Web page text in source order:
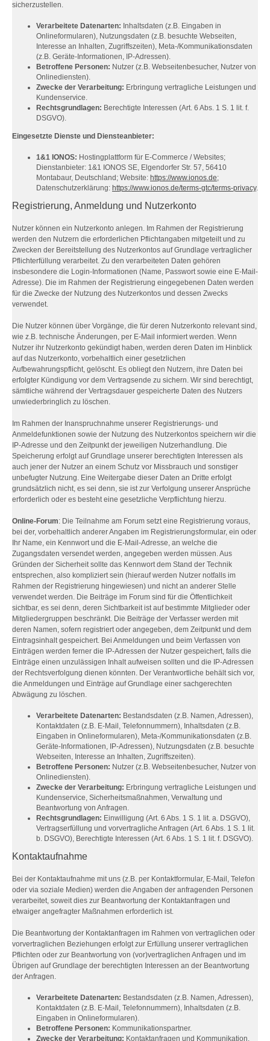
sicherzustellen.
Verarbeitete Datenarten: Inhaltsdaten (z.B. Eingaben in
Onlineformularen), Nutzungsdaten (z.B. besuchte Webseiten,
Interesse an Inhalten, Zugriffszeiten), Meta-/Kommunikationsdaten
(z.B. Geräte-Informationen, IP-Adressen).
Betroffene Personen: Nutzer (z.B. Webseitenbesucher, Nutzer von
Onlinediensten).
Zwecke der Verarbeitung: Erbringung vertragliche Leistungen und
Kundenservice.
Rechtsgrundlagen: Berechtigte Interessen (Art. 6 Abs. 1 S. 1 lit. f.
DSGVO).
Eingesetzte Dienste und Diensteanbieter:
1&1 IONOS: Hostingplattform für E-Commerce / Websites;
Dienstanbieter: 1&1 IONOS SE, Elgendorfer Str. 57, 56410
Montabaur, Deutschland; Website: https://www.ionos.de;
Datenschutzerklärung: https://www.ionos.de/terms-gtc/terms-privacy.
Registrierung, Anmeldung und Nutzerkonto
Nutzer können ein Nutzerkonto anlegen. Im Rahmen der Registrierung
werden den Nutzern die erforderlichen Pflichtangaben mitgeteilt und zu
Zwecken der Bereitstellung des Nutzerkontos auf Grundlage vertraglicher
Pflichterfüllung verarbeitet. Zu den verarbeiteten Daten gehören
insbesondere die Login-Informationen (Name, Passwort sowie eine E-Mail-
Adresse). Die im Rahmen der Registrierung eingegebenen Daten werden
für die Zwecke der Nutzung des Nutzerkontos und dessen Zwecks
verwendet.
Die Nutzer können über Vorgänge, die für deren Nutzerkonto relevant sind,
wie z.B. technische Änderungen, per E-Mail informiert werden. Wenn
Nutzer ihr Nutzerkonto gekündigt haben, werden deren Daten im Hinblick
auf das Nutzerkonto, vorbehaltlich einer gesetzlichen
Aufbewahrungspflicht, gelöscht. Es obliegt den Nutzern, ihre Daten bei
erfolgter Kündigung vor dem Vertragsende zu sichern. Wir sind berechtigt,
sämtliche während der Vertragsdauer gespeicherte Daten des Nutzers
unwiederbringlich zu löschen.
Im Rahmen der Inanspruchnahme unserer Registrierungs- und
Anmeldefunktionen sowie der Nutzung des Nutzerkontos speichern wir die
IP-Adresse und den Zeitpunkt der jeweiligen Nutzerhandlung. Die
Speicherung erfolgt auf Grundlage unserer berechtigten Interessen als
auch jener der Nutzer an einem Schutz vor Missbrauch und sonstiger
unbefugter Nutzung. Eine Weitergabe dieser Daten an Dritte erfolgt
grundsätzlich nicht, es sei denn, sie ist zur Verfolgung unserer Ansprüche
erforderlich oder es besteht eine gesetzliche Verpflichtung hierzu.
Online-Forum: Die Teilnahme am Forum setzt eine Registrierung voraus,
bei der, vorbehaltlich anderer Angaben im Registrierungsformular, ein oder
Ihr Name, ein Kennwort und die E-Mail-Adresse, an welche die
Zugangsdaten versendet werden, angegeben werden müssen. Aus
Gründen der Sicherheit sollte das Kennwort dem Stand der Technik
entsprechen, also kompliziert sein (hierauf werden Nutzer notfalls im
Rahmen der Registrierung hingewiesen) und nicht an anderer Stelle
verwendet werden. Die Beiträge im Forum sind für die Öffentlichkeit
sichtbar, es sei denn, deren Sichtbarkeit ist auf bestimmte Mitglieder oder
Mitgliedergruppen beschränkt. Die Beiträge der Verfasser werden mit
deren Namen, sofern registriert oder angegeben, dem Zeitpunkt und dem
Eintragsinhalt gespeichert. Bei Anmeldungen und beim Verfassen von
Einträgen werden ferner die IP-Adressen der Nutzer gespeichert, falls die
Einträge einen unzulässigen Inhalt aufweisen sollten und die IP-Adressen
der Rechtsverfolgung dienen könnten. Der Verantwortliche behält sich vor,
die Anmeldungen und Einträge auf Grundlage einer sachgerechten
Abwägung zu löschen.
Verarbeitete Datenarten: Bestandsdaten (z.B. Namen, Adressen),
Kontaktdaten (z.B. E-Mail, Telefonnummern), Inhaltsdaten (z.B.
Eingaben in Onlineformularen), Meta-/Kommunikationsdaten (z.B.
Geräte-Informationen, IP-Adressen), Nutzungsdaten (z.B. besuchte
Webseiten, Interesse an Inhalten, Zugriffszeiten).
Betroffene Personen: Nutzer (z.B. Webseitenbesucher, Nutzer von
Onlinediensten).
Zwecke der Verarbeitung: Erbringung vertragliche Leistungen und
Kundenservice, Sicherheitsmaßnahmen, Verwaltung und
Beantwortung von Anfragen.
Rechtsgrundlagen: Einwilligung (Art. 6 Abs. 1 S. 1 lit. a. DSGVO),
Vertragserfüllung und vorvertragliche Anfragen (Art. 6 Abs. 1 S. 1 lit.
b. DSGVO), Berechtigte Interessen (Art. 6 Abs. 1 S. 1 lit. f. DSGVO).
Kontaktaufnahme
Bei der Kontaktaufnahme mit uns (z.B. per Kontaktformular, E-Mail, Telefon
oder via soziale Medien) werden die Angaben der anfragenden Personen
verarbeitet, soweit dies zur Beantwortung der Kontaktanfragen und
etwaiger angefragter Maßnahmen erforderlich ist.
Die Beantwortung der Kontaktanfragen im Rahmen von vertraglichen oder
vorvertraglichen Beziehungen erfolgt zur Erfüllung unserer vertraglichen
Pflichten oder zur Beantwortung von (vor)vertraglichen Anfragen und im
Übrigen auf Grundlage der berechtigten Interessen an der Beantwortung
der Anfragen.
Verarbeitete Datenarten: Bestandsdaten (z.B. Namen, Adressen),
Kontaktdaten (z.B. E-Mail, Telefonnummern), Inhaltsdaten (z.B.
Eingaben in Onlineformularen).
Betroffene Personen: Kommunikationspartner.
Zwecke der Verarbeitung: Kontaktanfragen und Kommunikation.